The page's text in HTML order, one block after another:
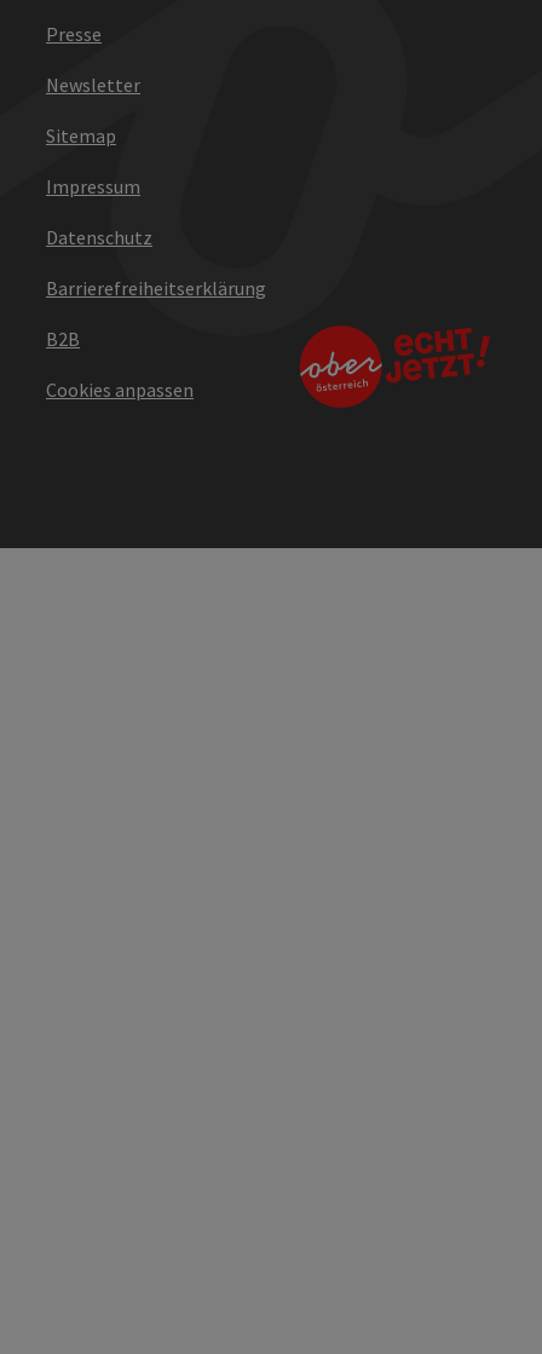
Presse
Newsletter
Sitemap
Impressum
Datenschutz
Barrierefreiheitserklärung
B2B
Cookies anpassen